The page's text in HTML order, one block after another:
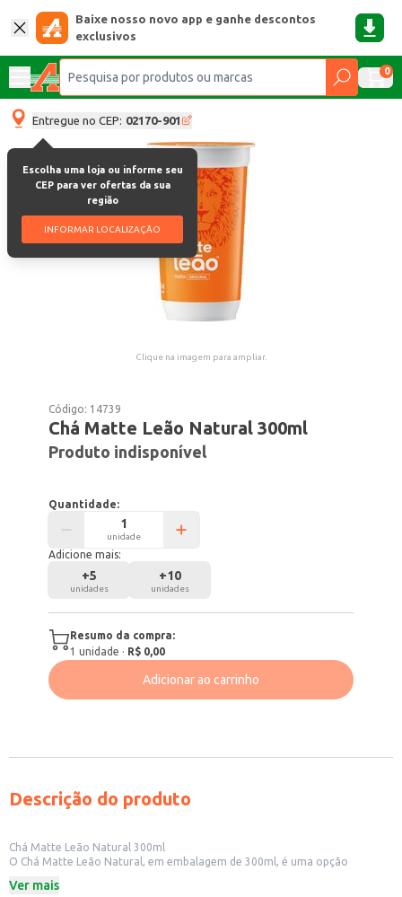
Baixe nosso novo app e ganhe descontos
exclusivos
0
Entregue no CEP: 02170-901
Escolha uma loja ou informe seu
CEP para ver ofertas da sua
região
INFORMAR LOCALIZAÇÃO
Clique na imagem para ampliar.
Código: 14739
Chá Matte Leão Natural 300ml
Produto indisponível
Quantidade:
unidade
Adicione mais:
+5
unidades
+10
unidades
Resumo da compra:
1 unidade · R$ 0,00
Adicionar ao carrinho
Descrição do produto
Chá Matte Leão Natural 300ml
O Chá Matte Leão Natural, em embalagem de 300ml, é uma opção
consumo individual, o produto é perfeito para quem busca uma bebida
Ver mais